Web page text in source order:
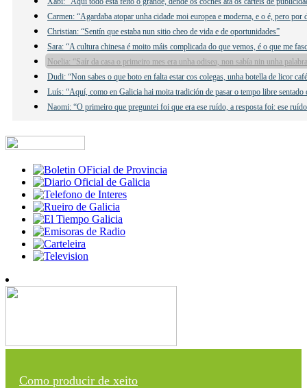
Carmen: “Agardaba atopar unha cidade moi europea e moderna, e o é, pero por
Christian: “Sentín que estaba nun sitio cheo de vida e de oportunidades”
Sara: “A cultura chinesa é moito máis complicada do que vemos, é o que me
Noelia: “Saír da casa o primeiro mes era unha odisea, non sabía nin unha
Dudi: “Non sabes o que boto en falta estar cos colegas, unha botella de licor
Luís: “Aquí, como en Galicia hai moita tradición de pasar o tempo libre sentado
Naomi: “O primeiro que preguntei foi que era ese ruído, a resposta foi: ese
Como producir de xeito